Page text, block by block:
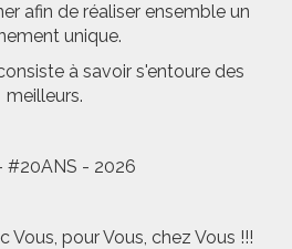
afin de réaliser ensemble un
unique.
à savoir s'entoure des
meilleurs.
#20ANS - 2026
Vous, pour Vous, chez Vous !!!